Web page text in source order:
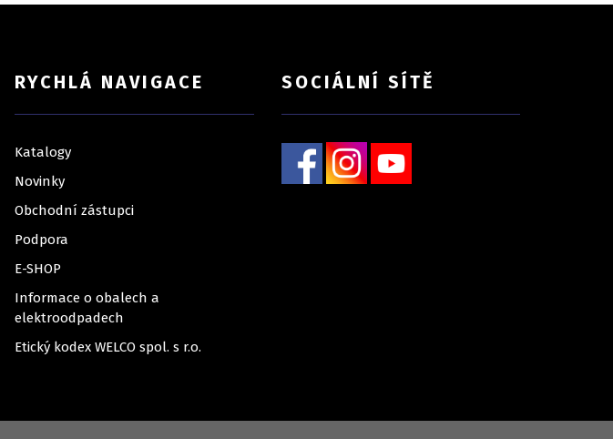
RYCHLÁ NAVIGACE
Katalogy
Novinky
Obchodní zástupci
Podpora
E-SHOP
Informace o obalech a
elektroodpadech
Etický kodex WELCO spol. s r.o.
SOCIÁLNÍ SÍTĚ